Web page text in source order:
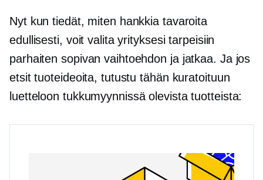
Nyt kun tiedät, miten hankkia tavaroita
edullisesti, voit valita yrityksesi tarpeisiin
parhaiten sopivan vaihtoehdon ja jatkaa. Ja jos
etsit tuoteideoita, tutustu tähän kuratoituun
luetteloon tukkumyynnissä olevista tuotteista: